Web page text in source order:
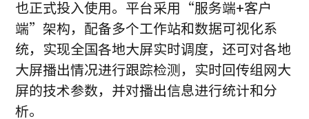
也正式投入使用。平台采用“服务端+客户
端”架构，配备多个工作站和数据可视化系
统，实现全国各地大屏实时调度，还可对各地
大屏播出情况进行跟踪检测，实时回传组网大
屏的技术参数，并对播出信息进行统计和分
析。